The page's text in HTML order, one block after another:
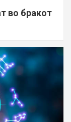
во бракот